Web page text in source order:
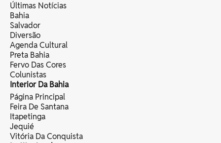
Últimas Notícias
Bahia
Salvador
Diversão
Agenda Cultural
Preta Bahia
Fervo Das Cores
Colunistas
Interior Da Bahia
Página Principal
Feira De Santana
Itapetinga
Jequié
Vitória Da Conquista